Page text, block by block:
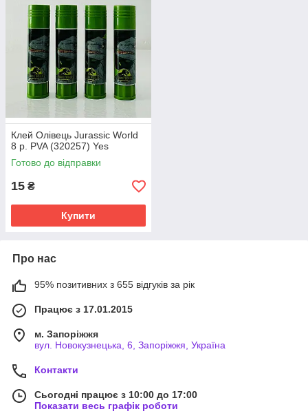
Клей Олівець Jurassic World
8 р. PVA (320257) Yes
Готово до відправки
15 ₴
Купити
Про нас
95% позитивних з 655 відгуків за рік
Працює з 17.01.2015
м. Запоріжжя
вул. Новокузнецька, 6, Запоріжжя, Україна
Контакти
Сьогодні працює з 10:00 до 17:00
Показати весь графік роботи